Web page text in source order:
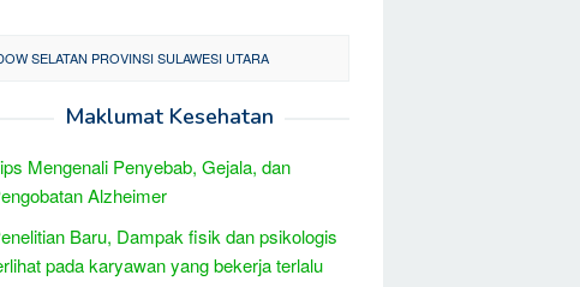
SELATAN PROVINSI SULAWESI UTARA
Maklumat Kesehatan
Mengenali Penyebab, Gejala, dan
Alzheimer
Baru, Dampak fisik dan psikologis
pada karyawan yang bekerja terlalu